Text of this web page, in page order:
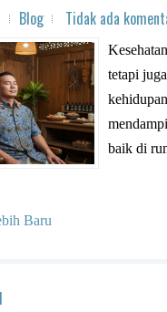
Blog Tidak ada
tetapi
baik di
Baru